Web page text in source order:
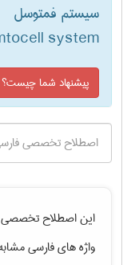
سیستم فمتوسل
system
پیشنهاد شما چیست؟
این اصطلاح تخصصی
واژه های فارسی